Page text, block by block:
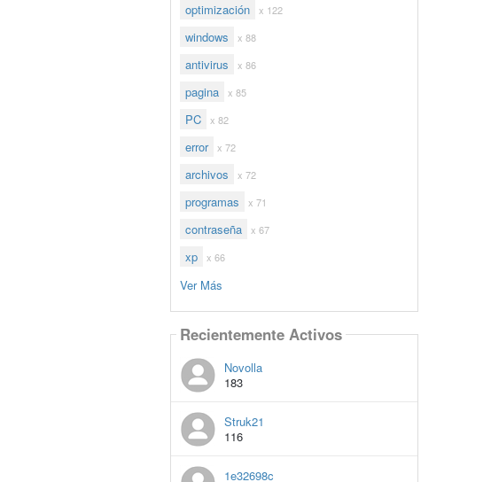
optimización x 122
windows x 88
antivirus x 86
pagina x 85
PC x 82
error x 72
archivos x 72
programas x 71
contraseña x 67
xp x 66
Ver Más
Recientemente Activos
Novolla
183
Struk21
116
1e32698c